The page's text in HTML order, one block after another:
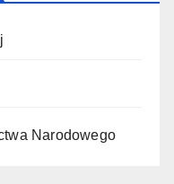
Narodowego